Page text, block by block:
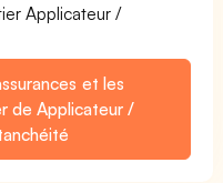
Applicateur /
et les
de Applicateur /